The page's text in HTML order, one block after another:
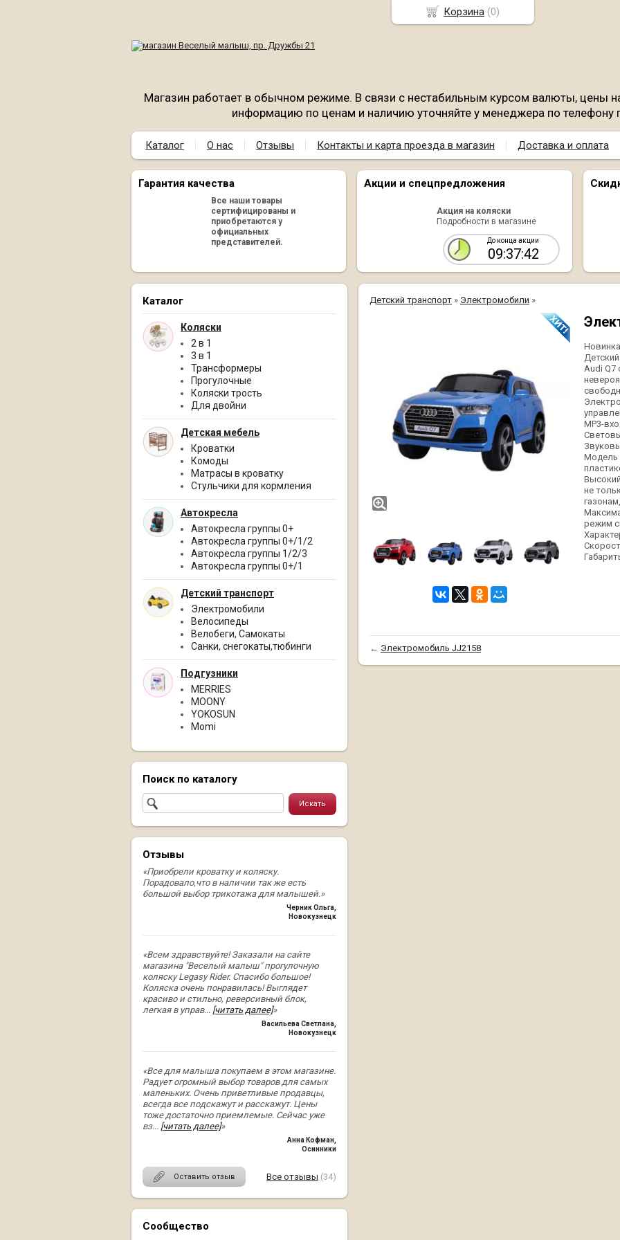
Магазин работает в обычном режиме. В связи с нестабильным курсом валюты, цены
информацию по ценам и наличию уточняйте у менеджера по телефону
Каталог О нас Отзывы Контакты и карта проезда в магазин Доставка и оплата
Гарантия качества
Все наши товары
сертифицированы и
приобретаются у
официальных
представителей.
Акции и спецпредложения
Акция на коляски
Подробности в магазине
До конца акции
09:37:42
Каталог
Коляски
2 в 1
3 в 1
Трансформеры
Прогулочные
Коляски трость
Для двойни
Детская мебель
Кроватки
Комоды
Матрасы в кроватку
Стульчики для кормления
Автокресла
Автокресла группы 0+
Автокресла группы 0+/1/2
Автокресла группы 1/2/3
Автокресла группы 0+/1
Детский транспорт
Электромобили
Велосипеды
Велобеги, Самокаты
Санки, снегокаты,тюбинги
Подгузники
MERRIES
MOONY
YOKOSUN
Momi
Поиск по каталогу
Отзывы
«Приобрели кроватку и коляску.
Порадовало,что в наличии так же есть
большой выбор трикотажа для малышей.»
Черник Ольга
Новокузнецк
«Всем здравствуйте! Заказали на сайте
магазина "Веселый малыш" прогулочную
коляску Legasy Rider. Спасибо большое!
Коляска очень понравилась! Выглядет
красиво и стильно, реверсивный блок,
легкая в управ... [читать далее]»
Васильева Светлана
Новокузнецк
«Все для малыша покупаем в этом магазине.
Радует огромный выбор товаров для самых
маленьких. Очень приветливые продавцы,
всегда все подскажут и расскажут. Цены
тоже достаточно приемлемые. Сейчас уже
вз... [читать далее]»
Анна Кофман
Осинники
Оставить отзыв Все отзывы (34)
Сообщество
Детский транспорт » Электромобили »
Audi Q7
МР3-
Модель
не
режим
← Электромобиль JJ2158
Корзина (0)